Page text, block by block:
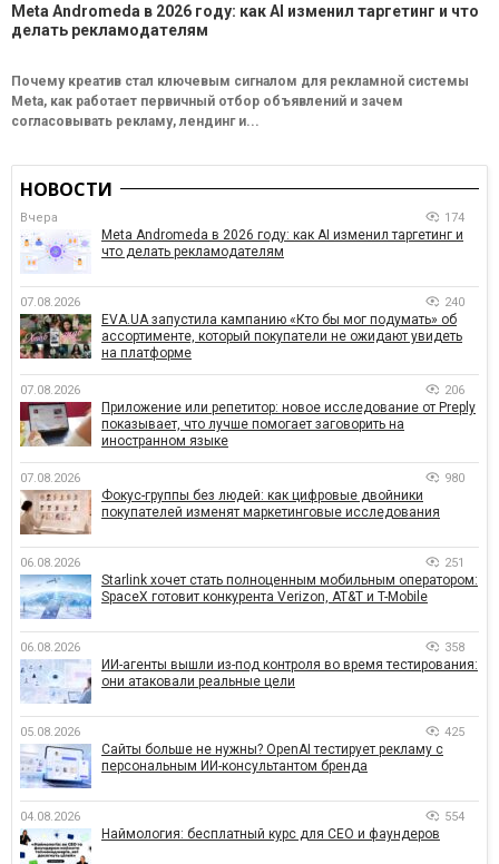
Meta Andromeda в 2026 году: как AI изменил таргетинг и что
делать рекламодателям
Почему креатив стал ключевым сигналом для рекламной системы
Meta, как работает первичный отбор объявлений и зачем
согласовывать рекламу, лендинг и...
НОВОСТИ
Вчера 174
Meta Andromeda в 2026 году: как AI изменил таргетинг и
что делать рекламодателям
07.08.2026 240
EVA.UA запустила кампанию «Кто бы мог подумать» об
ассортименте, который покупатели не ожидают увидеть
на платформе
07.08.2026 206
Приложение или репетитор: новое исследование от Preply
показывает, что лучше помогает заговорить на
иностранном языке
07.08.2026 980
Фокус-группы без людей: как цифровые двойники
покупателей изменят маркетинговые исследования
06.08.2026 251
Starlink хочет стать полноценным мобильным оператором:
SpaceX готовит конкурента Verizon, AT&T и T-Mobile
06.08.2026 358
ИИ-агенты вышли из-под контроля во время тестирования:
они атаковали реальные цели
05.08.2026 425
Сайты больше не нужны? OpenAI тестирует рекламу с
персональным ИИ-консультантом бренда
04.08.2026 554
Наймология: бесплатный курс для CEO и фаундеров